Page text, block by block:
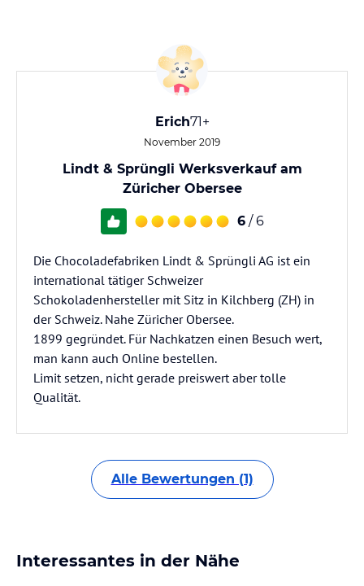
Erich71+
November 2019
Lindt & Sprüngli Werksverkauf am
Züricher Obersee
6 / 6
Die Chocoladefabriken Lindt & Sprüngli AG ist ein
international tätiger Schweizer
Schokoladenhersteller mit Sitz in Kilchberg (ZH) in
der Schweiz. Nahe Züricher Obersee.
1899 gegründet. Für Nachkatzen einen Besuch wert,
man kann auch Online bestellen.
Limit setzen, nicht gerade preiswert aber tolle
Qualität.
Alle Bewertungen (1)
Interessantes in der Nähe